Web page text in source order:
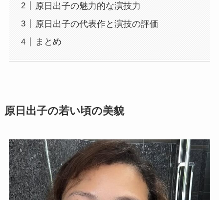
原日出子の魅力的な演技力
原日出子の代表作と演技の評価
まとめ
原日出子の若い頃の美貌